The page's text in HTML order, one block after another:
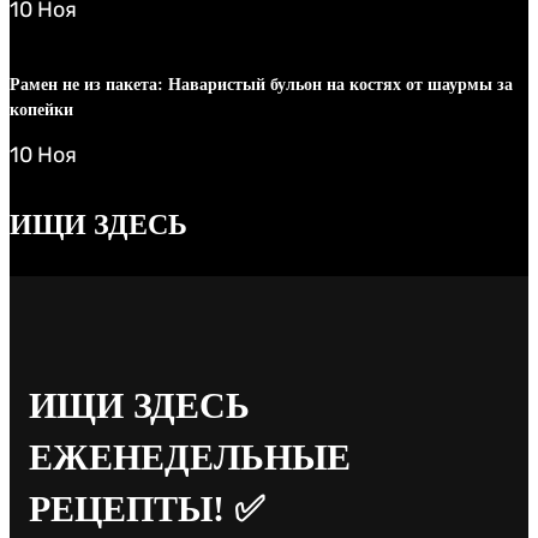
10 Ноя
Рамен не из пакета: Наваристый бульон на костях от шаурмы за
копейки
10 Ноя
ИЩИ ЗДЕСЬ
ИЩИ ЗДЕСЬ
ЕЖЕНЕДЕЛЬНЫЕ
РЕЦЕПТЫ! ✅